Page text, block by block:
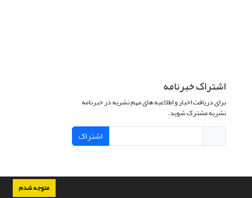
متوجه شدم
اشتراک خبرنامه
برای دریافت اخبار و اطلاعیه های مهم نشریه در خبرنامه
نشریه مشترک شوید.
اشتراک